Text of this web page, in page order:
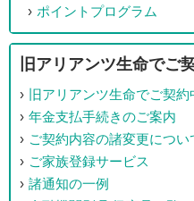
ポイントプログラム
旧アリアンツ生命でご
旧アリアンツ生命でご契約
年金支払手続きのご案内
ご契約内容の諸変更につい
ご家族登録サービス
諸通知の一例